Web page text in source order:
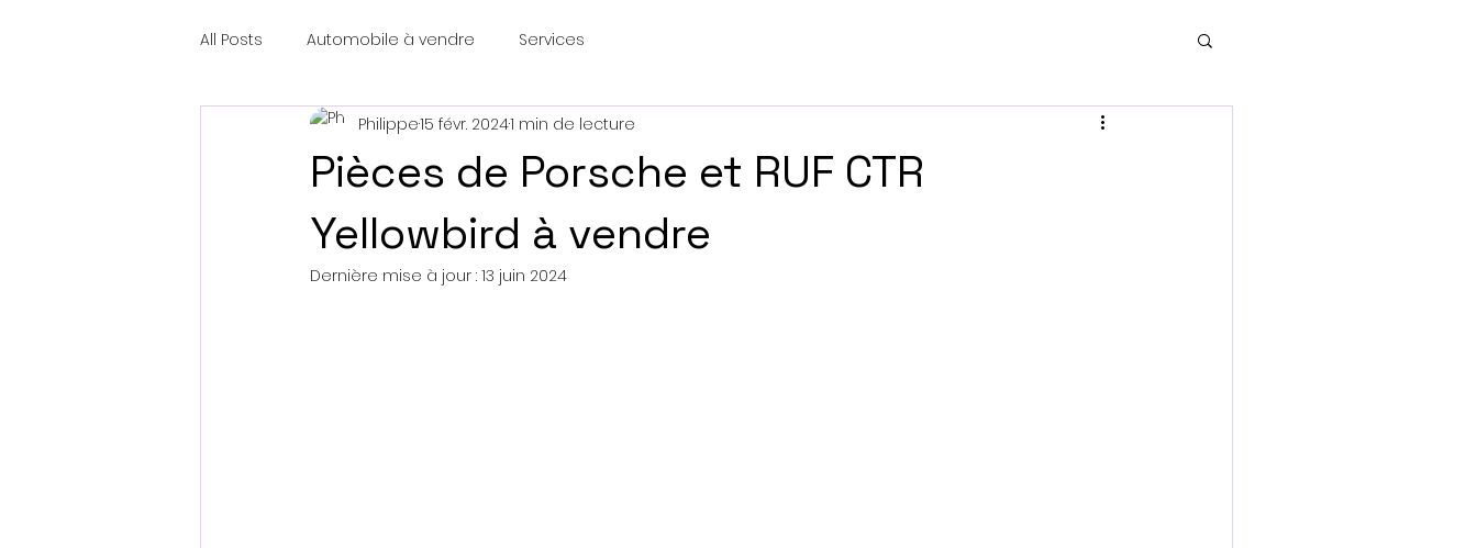
All Posts Automobile à vendre Services
Pièces de Porsche et RUF CTR
Yellowbird à vendre
Philippe15 févr. 20241 min de lecture
Dernière mise à jour : 13 juin 2024